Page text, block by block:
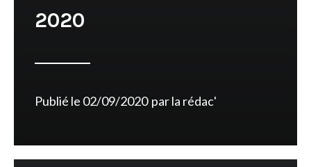
2020
Publié le 02/09/2020 parla rédac'